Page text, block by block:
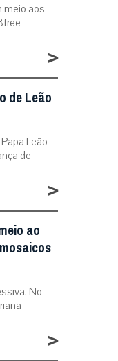
meio aos
>
de Leão
Leão
de
>
ao
No
>